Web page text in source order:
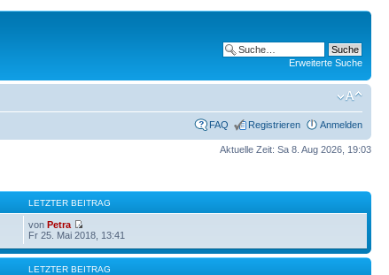
Erweiterte Suche
FAQ Registrieren Anmelden
Aktuelle Zeit: Sa 8. Aug 2026, 19:03
LETZTER BEITRAG
vonPetra
Fr 25. Mai 2018, 13:41
LETZTER BEITRAG